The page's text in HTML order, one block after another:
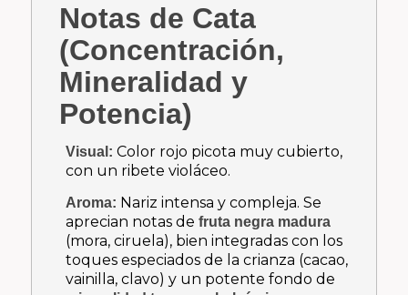
Notas de Cata
(Concentración,
Mineralidad y
Potencia)
Visual: Color rojo picota muy cubierto,
con un ribete violáceo.
Aroma: Nariz intensa y compleja. Se
aprecian notas defruta negra madura
(mora, ciruela), bien integradas con los
toques especiados de la crianza (cacao,
vainilla, clavo) y un potente fondo de